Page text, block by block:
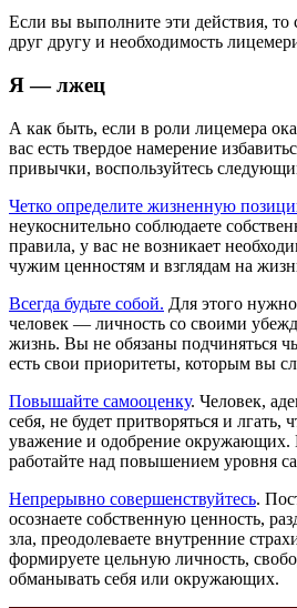
Если вы выполните эти действия, то
друг другу и необходимость
Я — лжец
А как быть, если в роли лицемера
вас есть твердое намерение
привычки, воспользуйтесь
Четко определите жизненную
неукоснительно соблюдаете
правила, у вас не возникает
чужим ценностям и взглядам на
Всегда будьте собой. Для этого
человек — личность со своими
жизнь. Вы не обязаны подчиняться
есть свои приоритеты, которым вы
Повышайте самооценку. Человек,
себя, не будет притворяться и лгать,
уважение и одобрение окружающих.
работайте над повышением уровня
Непрерывно совершенствуйтесь.
осознаете собственную ценность,
зла, преодолеваете внутренние
формируете цельную личность,
обманывать себя или окружающих.